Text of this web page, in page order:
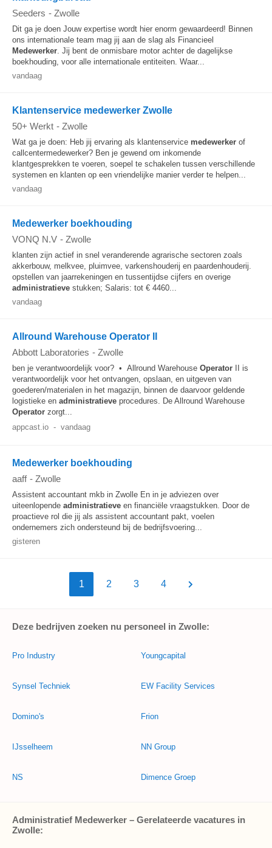
Seeders - Zwolle
Dit ga je doen Jouw expertise wordt hier enorm gewaardeerd! Binnen
ons internationale team mag jij aan de slag als Financieel
Medewerker. Jij bent de onmisbare motor achter de dagelijkse
boekhouding, voor alle internationale entiteiten. Waar...
vandaag
Klantenservice medewerker Zwolle
50+ Werkt - Zwolle
Wat ga je doen: Heb jij ervaring als klantenservice medewerker of
callcentermedewerker? Ben je gewend om inkomende
klantgesprekken te voeren, soepel te schakelen tussen verschillende
systemen en klanten op een vriendelijke manier verder te helpen...
vandaag
Medewerker boekhouding
VONQ N.V - Zwolle
klanten zijn actief in snel veranderende agrarische sectoren zoals
akkerbouw, melkvee, pluimvee, varkenshouderij en paardenhouderij.
opstellen van jaarrekeningen en tussentijdse cijfers en overige
administratieve stukken; Salaris: tot € 4460...
vandaag
Allround Warehouse Operator II
Abbott Laboratories - Zwolle
ben je verantwoordelijk voor? • Allround Warehouse Operator II is
verantwoordelijk voor het ontvangen, opslaan, en uitgeven van
goederen/materialen in het magazijn, binnen de daarvoor geldende
logistieke en administratieve procedures. De Allround Warehouse
Operator zorgt...
appcast.io - vandaag
Medewerker boekhouding
aaff - Zwolle
Assistent accountant mkb in Zwolle En in je adviezen over
uiteenlopende administratieve en financiële vraagstukken. Door de
proactieve rol die jij als assistent accountant pakt, voelen
ondernemers zich ondersteund bij de bedrijfsvoering...
gisteren
1 2 3 4
Deze bedrijven zoeken nu personeel in Zwolle:
Pro Industry
Synsel Techniek
Domino's
IJsselheem
NS
Youngcapital
EW Facility Services
Frion
NN Group
Dimence Groep
Administratief Medewerker – Gerelateerde vacatures in
Zwolle: